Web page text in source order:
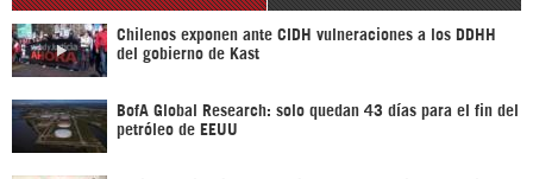
Chilenos exponen ante CIDH vulneraciones a los DDHH
del gobierno de Kast
BofA Global Research: solo quedan 43 días para el fin del
petróleo de EEUU